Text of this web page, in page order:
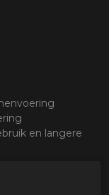
en langere